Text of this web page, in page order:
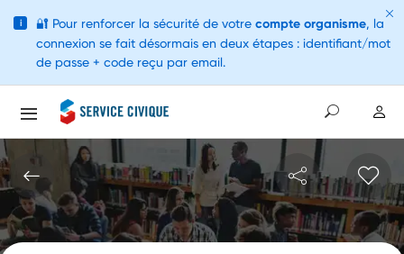
i 🔐 Pour renforcer la sécurité de votre compte organisme, la
connexion se fait désormais en deux étapes : identifiant/mot
de passe + code reçu par email.